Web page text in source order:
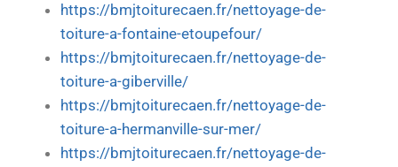
https://bmjtoiturecaen.fr/nettoyage-de-
toiture-a-fontaine-etoupefour/
https://bmjtoiturecaen.fr/nettoyage-de-
toiture-a-giberville/
https://bmjtoiturecaen.fr/nettoyage-de-
toiture-a-hermanville-sur-mer/
https://bmjtoiturecaen.fr/nettoyage-de-